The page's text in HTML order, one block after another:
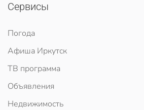
Сервисы
Погода
Афиша Иркутск
ТВ программа
Объявления
Недвижимость